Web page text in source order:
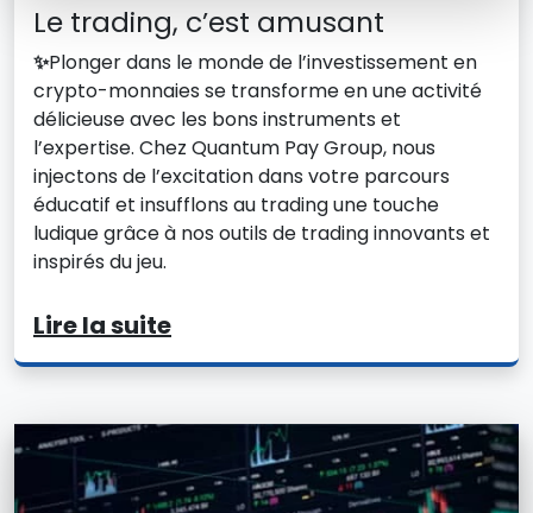
Le trading, c’est amusant
✨Plonger dans le monde de l’investissement en
crypto-monnaies se transforme en une activité
délicieuse avec les bons instruments et
l’expertise. Chez Quantum Pay Group, nous
injectons de l’excitation dans votre parcours
éducatif et insufflons au trading une touche
ludique grâce à nos outils de trading innovants et
inspirés du jeu.
Lire la suite